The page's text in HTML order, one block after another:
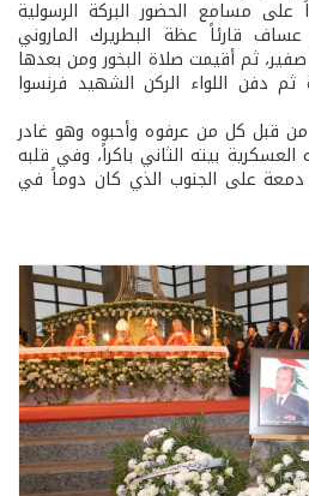
على مسامع الحضور البركة الرسولية
عساف قارئاً عظة البطريرك الماروني
صفير، ثم أقيمت صلاة البخور ومن بعدها
دفن اللواء الركن الشهيد فرنسوا
من قبل كل من عرفوه وأحبوه وهو غادر
بيته الثاني باكراً، وفي قلبه
على الجنوب الذي كان دوماً في